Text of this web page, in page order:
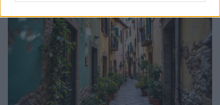
LUOGHI DA VEDERE